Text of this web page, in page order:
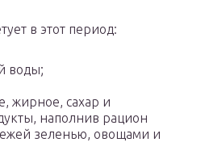
в этот период:
воды;
жирное, сахар и
наполнив рацион
зеленью, овощами и